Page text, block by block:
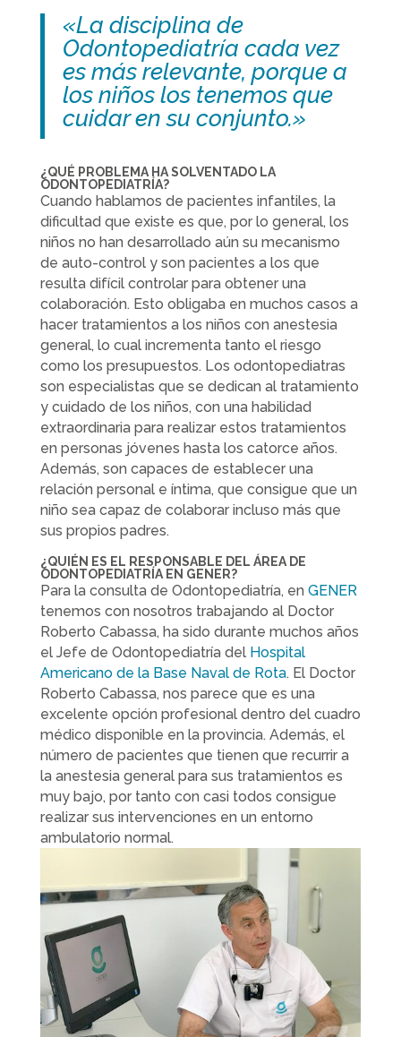
«La disciplina de
Odontopediatría cada vez
es más relevante, porque a
los niños los tenemos que
cuidar en su conjunto.»
¿QUÉ PROBLEMA HA SOLVENTADO LA
ODONTOPEDIATRÍA?
Cuando hablamos de pacientes infantiles, la
dificultad que existe es que, por lo general, los
niños no han desarrollado aún su mecanismo
de auto-control y son pacientes a los que
resulta difícil controlar para obtener una
colaboración. Esto obligaba en muchos casos a
hacer tratamientos a los niños con anestesia
general, lo cual incrementa tanto el riesgo
como los presupuestos. Los odontopediatras
son especialistas que se dedican al tratamiento
y cuidado de los niños, con una habilidad
extraordinaria para realizar estos tratamientos
en personas jóvenes hasta los catorce años.
Además, son capaces de establecer una
relación personal e íntima, que consigue que un
niño sea capaz de colaborar incluso más que
sus propios padres.
¿QUIÉN ES EL RESPONSABLE DEL ÁREA DE
ODONTOPEDIATRÍA EN GENER?
Para la consulta de Odontopediatría, en GENER
tenemos con nosotros trabajando al Doctor
Roberto Cabassa, ha sido durante muchos años
el Jefe de Odontopediatría del Hospital
Americano de la Base Naval de Rota. El Doctor
Roberto Cabassa, nos parece que es una
excelente opción profesional dentro del cuadro
médico disponible en la provincia. Además, el
número de pacientes que tienen que recurrir a
la anestesia general para sus tratamientos es
muy bajo, por tanto con casi todos consigue
realizar sus intervenciones en un entorno
ambulatorio normal.